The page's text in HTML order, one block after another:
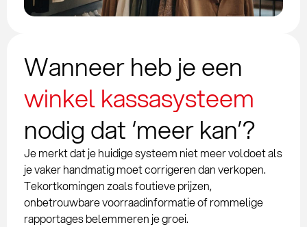
Wanneer heb je een
winkel kassasysteem
nodig dat ‘meer kan’?
Je merkt dat je huidige systeem niet meer voldoet als
je vaker handmatig moet corrigeren dan verkopen.
Tekortkomingen zoals foutieve prijzen,
onbetrouwbare voorraadinformatie of rommelige
rapportages belemmeren je groei.